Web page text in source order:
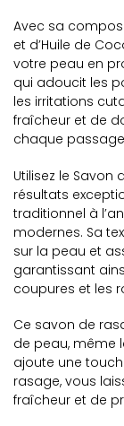
Avec sa
et d’Huile de
votre peau en
qui adoucit les
les irritations
fraîcheur et de
chaque
Utilisez le Savon
résultats
traditionnel à
modernes. Sa
sur la peau et
garantissant
coupures et les
Ce savon de
de peau, même
ajoute une
rasage, vous
fraîcheur et de